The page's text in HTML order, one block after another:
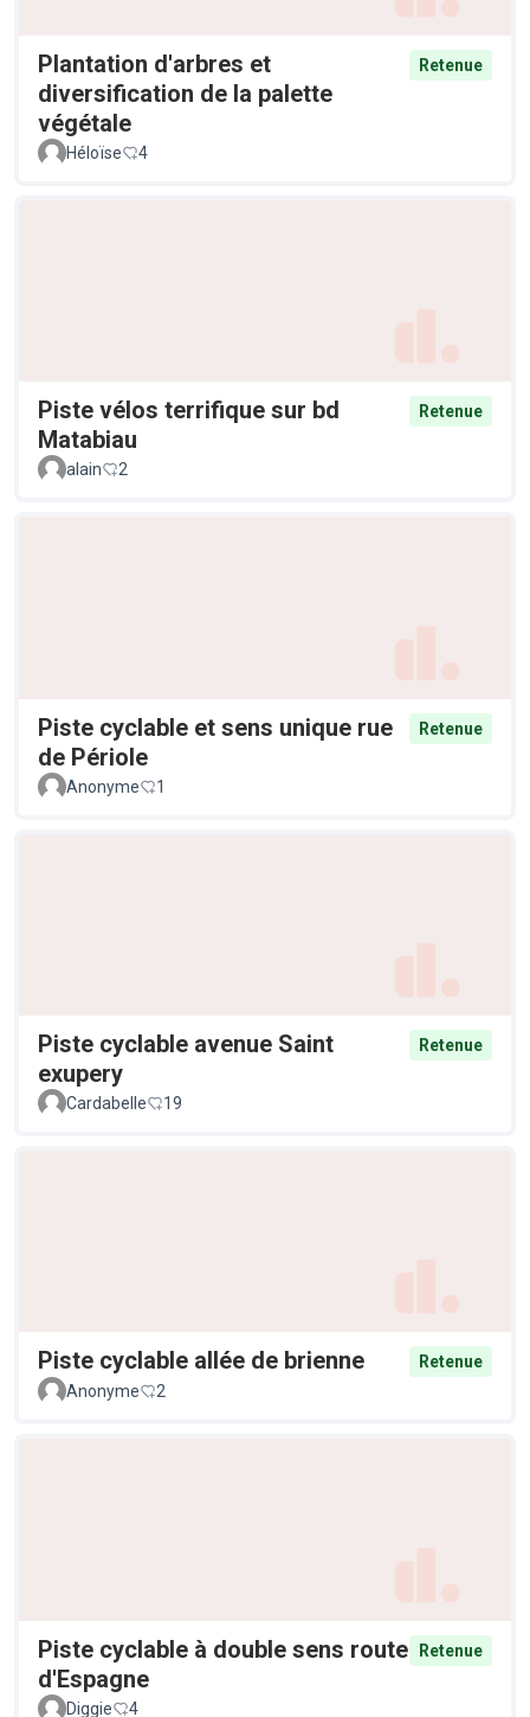
Plantation d'arbres et
diversification de la palette
végétale
Retenue
Héloïse 4
Piste vélos terrifique sur bd
Matabiau
Retenue
alain 2
Piste cyclable et sens unique rue
de Périole
Retenue
Anonyme 1
Piste cyclable avenue Saint
exupery
Retenue
Cardabelle 19
Piste cyclable allée de brienne
Retenue
Anonyme
2
Piste cyclable à double sens route
d'Espagne
Retenue
Diggie 4